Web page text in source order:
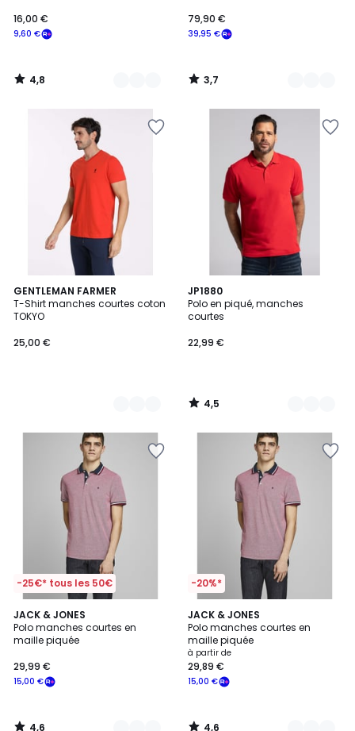
9,60 €
16,00 €
4,8
/
39,95 €
79,90 €
3,7
/
GENTLEMAN FARMER
T-Shirt manches courtes coton
TOKYO
25,00 €
12
Couleurs
JP1880
Polo en piqué, manches
courtes
22,99 €
4,5
/ 5
32
Couleurs
4,5
/
-25€* tous les 50€
JACK & JONES
Polo manches courtes en
maille piquée
15,00 €
29,99 €
4,6
/ 5
2
Couleurs
4,6
-20%*
JACK & JONES
Polo manches courtes en
maille piquée
à partir de
15,00 €
29,89 €
4,6
/ 5
13
Couleurs
4,6